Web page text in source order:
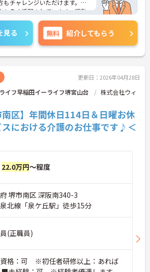
もチャレンジいただけます。異
も多く活躍されています。運動
ト等がメイン業務となり、介助
曜固定休み、年間休日は115
フバランスを重視した働き方が
ある方には、面接対策ポイント
お話しいたしますのでお気軽に
見る 無料 紹介してもらう
更新日：2026年04月28日
イフ早稲田イーライフ堺宮山台
株式会社ウィ
南区】年間休日114日＆日曜お休
における介護のお仕事です♪＜
22.0万円～程度
堺市南区 深阪南340-3
北線「泉ケ丘駅」徒歩15分
(正職員)
格：可 ※初任者研修以上：あれば